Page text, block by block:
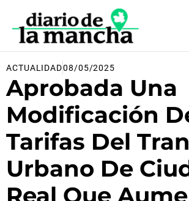
contenido
ACTUALIDAD08/05/2025
Aprobada Una
Modificación
Tarifas Del
Urbano De
Real Que